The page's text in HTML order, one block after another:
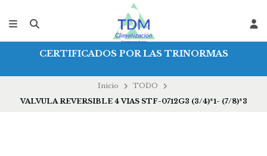
CERTIFICADOS POR LAS TRINORMAS
Inicio
TODO
VALVULA REVERSIBLE 4 VIAS STF-0712G3 (3/4)*1- (7/8)*3